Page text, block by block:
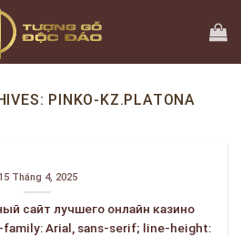
PINKO-KZ.PLATONA
Tháng 4, 2025
сайт лучшего онлайн казино
family: Arial, sans-serif; line-height: